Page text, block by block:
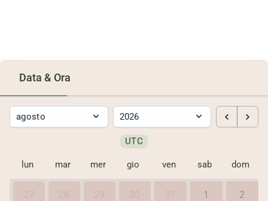
Data & Ora
UTC
lun mar mer gio ven sab dom
28 29 1 2